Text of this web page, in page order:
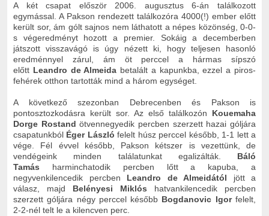
A két csapat először 2006. augusztus 6-án találkozott
egymással. A Pakson rendezett találkozóra 4000(!) ember előtt
került sor, ám gólt sajnos nem láthatott a népes közönség, 0-0-
s végeredményt hozott a premier. Sokáig a decemberben
játszott visszavágó is úgy nézett ki, hogy teljesen hasonló
eredménnyel zárul, ám öt perccel a hármas sípszó
előtt Leandro de Almeida betalált a kapunkba, ezzel a piros-
fehérek otthon tartották mind a három egységet.
A következő szezonban Debrecenben és Pakson is
pontosztozkodásra került sor. Az első találkozón
Kouemaha
Dorge Rostand ötvennegyedik percben szerzett hazai góljára
csapatunkból Éger László felelt húsz perccel később, 1-1 lett a
vége. Fél évvel később, Pakson kétszer is vezettünk, de
vendégeink minden találatunkat egalizálták. Báló
Tamás harminchatodik percben lőtt a kapuba, a
negyvenkilencedik percben Leandro de Almeidától jött a
válasz, majd Belényesi Miklós hatvankilencedik percben
szerzett góljára négy perccel később Bogdanovic Igor felelt,
2-2-nél telt le a kilencven perc.